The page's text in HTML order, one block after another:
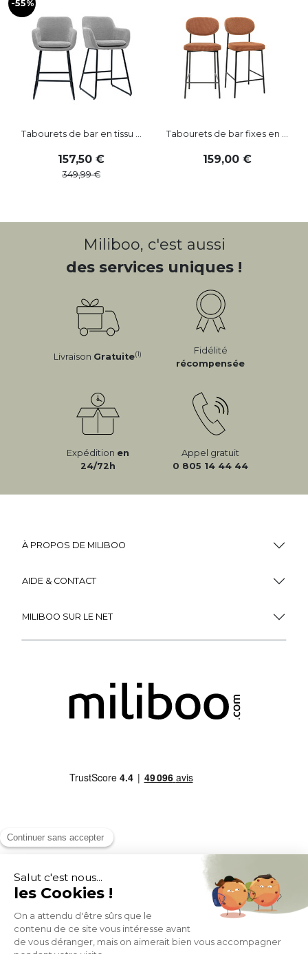
-55%
Tabourets de bar en tissu ...
157,50
349,99
Tabourets de bar fixes en ...
159,00
Miliboo, c'est aussi
des services uniques !
Livraison Gratuite(1)
Fidélité
récompensée
Expédition en
24/72h
Appel gratuit
0 805 14 44 44
À PROPOS DE MILIBOO
AIDE & CONTACT
MILIBOO SUR LE NET
MOYENS DE PAIEMENT